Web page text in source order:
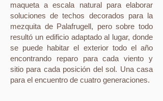
maqueta a escala natural para elaborar
soluciones de techos decorados para la
mezquita de Palafrugell, pero sobre todo
resultó un edificio adaptado al lugar, donde
se puede habitar el exterior todo el año
encontrando reparo para cada viento y
sitio para cada posición del sol. Una casa
para el encuentro de cuatro generaciones.